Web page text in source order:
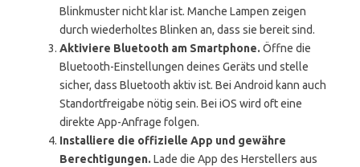
Blinkmuster nicht klar ist. Manche Lampen zeigen
durch wiederholtes Blinken an, dass sie bereit sind.
Aktiviere Bluetooth am Smartphone. Öffne die
Bluetooth-Einstellungen deines Geräts und stelle
sicher, dass Bluetooth aktiv ist. Bei Android kann auch
Standortfreigabe nötig sein. Bei iOS wird oft eine
direkte App-Anfrage folgen.
Installiere die offizielle App und gewähre
Berechtigungen. Lade die App des Herstellers aus